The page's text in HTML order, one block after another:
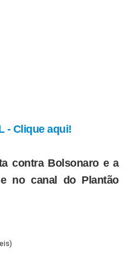
- Clique aqui!
contra Bolsonaro e a
no canal do Plantão